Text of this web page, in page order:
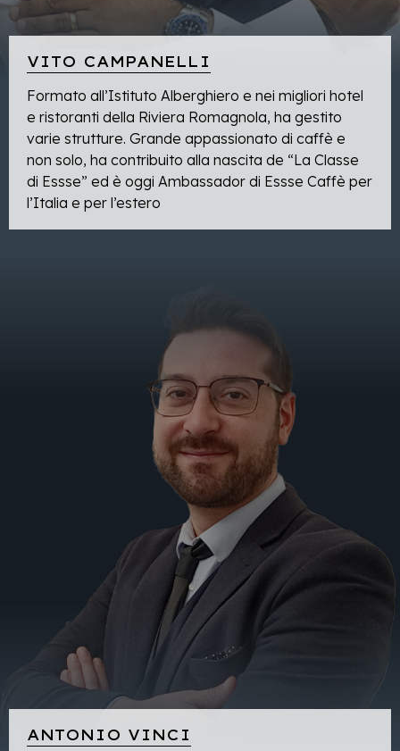
VITO CAMPANELLI
Formato all’Istituto Alberghiero e nei migliori hotel
e ristoranti della Riviera Romagnola, ha gestito
varie strutture. Grande appassionato di caffè e
non solo, ha contribuito alla nascita de “La Classe
di Essse” ed è oggi Ambassador di Essse Caffè per
l’Italia e per l’estero
ANTONIO VINCI